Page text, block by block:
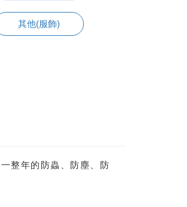
其他(服飾)
整年的防蟲、防塵、防